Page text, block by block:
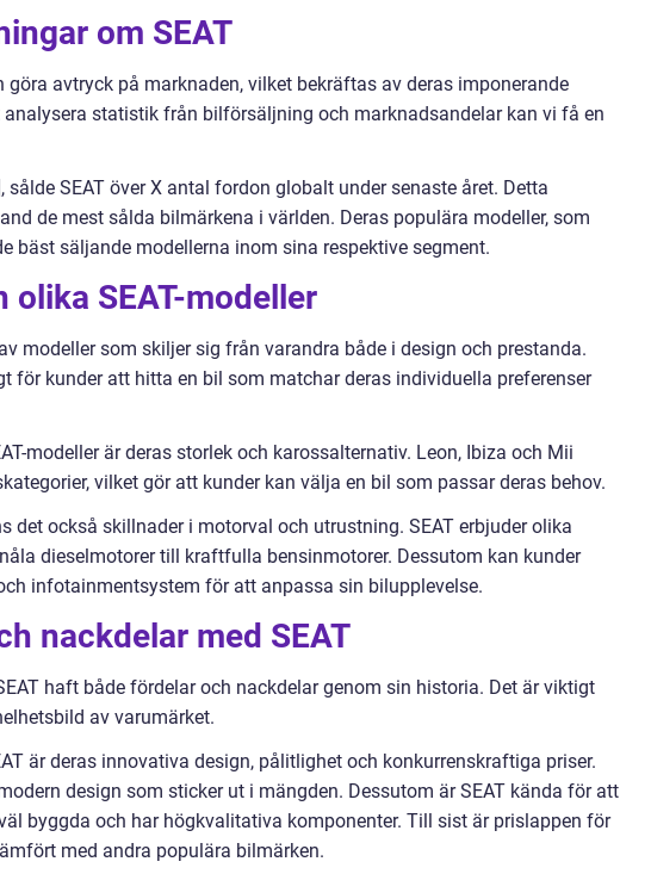
om SEAT
avtryck på marknaden, vilket bekräftas av deras imponerande
statistik från bilförsäljning och marknadsandelar kan vi få en
SEAT över X antal fordon globalt under senaste året. Detta
de mest sålda bilmärkena i världen. Deras populära modeller, som
bäst säljande modellerna inom sina respektive segment.
olika SEAT-modeller
modeller som skiljer sig från varandra både i design och prestanda.
för kunder att hitta en bil som matchar deras individuella preferenser
modeller är deras storlek och karossalternativ. Leon, Ibiza och Mii
vilket gör att kunder kan välja en bil som passar deras behov.
det också skillnader i motorval och utrustning. SEAT erbjuder olika
dieselmotorer till kraftfulla bensinmotorer. Dessutom kan kunder
infotainmentsystem för att anpassa sin bilupplevelse.
nackdelar med SEAT
haft både fördelar och nackdelar genom sin historia. Det är viktigt
av varumärket.
är deras innovativa design, pålitlighet och konkurrenskraftiga priser.
design som sticker ut i mängden. Dessutom är SEAT kända för att
byggda och har högkvalitativa komponenter. Till sist är prislappen för
med andra populära bilmärken.